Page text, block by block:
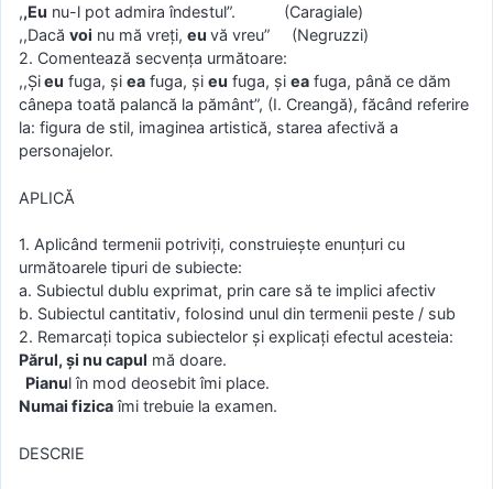
,,Eu nu-l pot admira îndestul”. (Caragiale)
,,Dacă voi nu mă vreţi, eu vă vreu” (Negruzzi)
2. Comentează secvenţa următoare:
,,Şieu fuga, şi ea fuga, şi eu fuga, şi ea fuga, până ce dăm
cânepa toată palancă la pământ”, (I. Creangă), făcând referire
la: figura de stil, imaginea artistică, starea afectivă a
personajelor.
APLICĂ
1. Aplicând termenii potriviţi, construieşte enunţuri cu
următoarele tipuri de subiecte:
a. Subiectul dublu exprimat, prin care să te implici afectiv
b. Subiectul cantitativ, folosind unul din termenii peste / sub
2. Remarcaţi topica subiectelor şi explicaţi efectul acesteia:
Părul, şi nu capul mă doare.
Pianul în mod deosebit îmi place.
Numai fizica îmi trebuie la examen.
DESCRIE